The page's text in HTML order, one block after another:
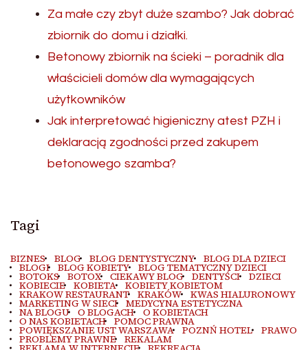
Za małe czy zbyt duże szambo? Jak dobrać
zbiornik do domu i działki.
Betonowy zbiornik na ścieki – poradnik dla
właścicieli domów dla wymagających
użytkowników
Jak interpretować higieniczny atest PZH i
deklaracją zgodności przed zakupem
betonowego szamba?
Tagi
BIZNES BLOG BLOG DENTYSTYCZNY BLOG DLA DZIECI
BLOGI BLOG KOBIETY BLOG TEMATYCZNY DZIECI
BOTOKS BOTOX CIEKAWY BLOG DENTYŚCI DZIECI
KOBIECIE KOBIETA KOBIETY KOBIETOM
KRAKOW RESTAURANT KRAKÓW KWAS HIALURONOWY
MARKETING W SIECI MEDYCYNA ESTETYCZNA
NA BLOGU O BLOGACH O KOBIETACH
O NAS KOBIETACH POMOC PRAWNA
POWIĘKSZANIE UST WARSZAWA POZNŃ HOTEL PRAWO
PROBLEMY PRAWNE REKALAM